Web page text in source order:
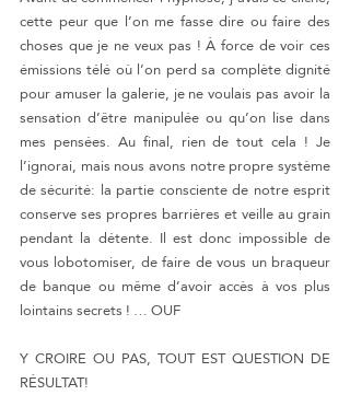
cette peur que l’on me fasse dire ou faire des
choses que je ne veux pas ! À force de voir ces
émissions télé où l’on perd sa complète dignité
pour amuser la galerie, je ne voulais pas avoir la
sensation d’être manipulée ou qu’on lise dans
mes pensées. Au final, rien de tout cela ! Je
l’ignorai, mais nous avons notre propre système
de sécurité: la partie consciente de notre esprit
conserve ses propres barrières et veille au grain
pendant la détente. Il est donc impossible de
vous lobotomiser, de faire de vous un braqueur
de banque ou même d’avoir accès à vos plus
lointains secrets ! … OUF
Y CROIRE OU PAS, TOUT EST QUESTION DE
RÉSULTAT!